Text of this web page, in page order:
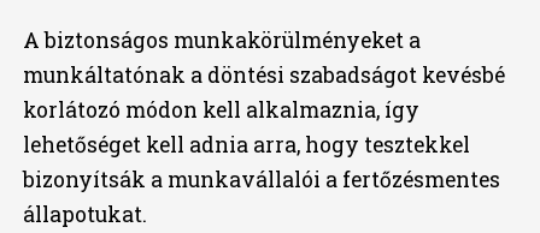
A biztonságos munkakörülményeket a
munkáltatónak a döntési szabadságot kevésbé
korlátozó módon kell alkalmaznia, így
lehetőséget kell adnia arra, hogy tesztekkel
bizonyítsák a munkavállalói a fertőzésmentes
állapotukat.